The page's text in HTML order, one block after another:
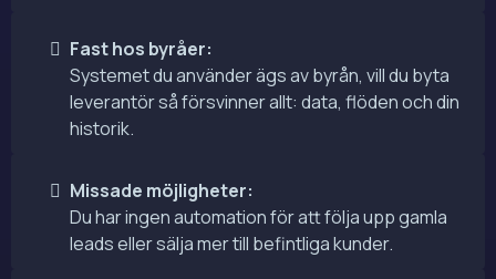
Fast hos byråer:
Systemet du använder ägs av byrån, vill du byta
leverantör så försvinner allt: data, flöden och din
historik.
Missade möjligheter:
Du har ingen automation för att följa upp gamla
leads eller sälja mer till befintliga kunder.